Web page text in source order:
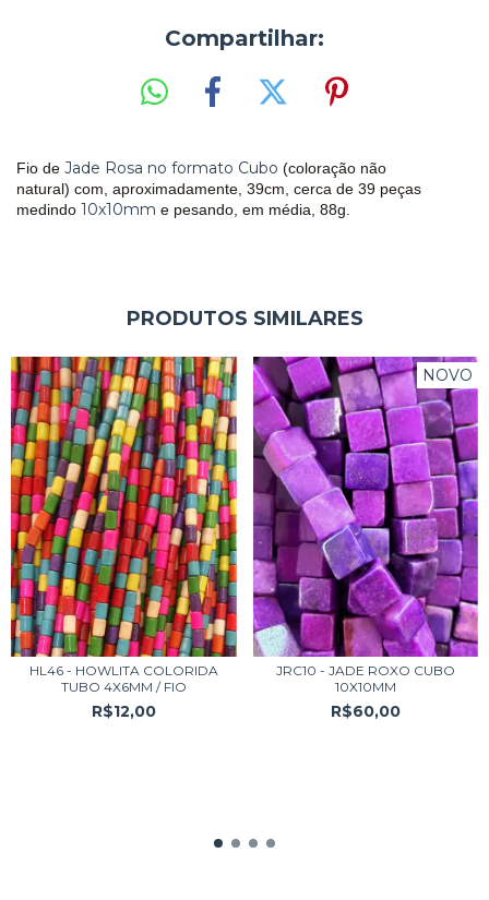
Compartilhar:
Fio de Jade Rosa no formato Cubo (coloração não
natural) com, aproximadamente, 39cm, cerca de 39 peças
medindo 10x10mm e pesando, em média, 88g.
PRODUTOS SIMILARES
HL46 - HOWLITA COLORIDA
TUBO 4X6MM / FIO
R$12,00
NOVO
JRC10 - JADE ROXO CUBO
10X10MM
R$60,00